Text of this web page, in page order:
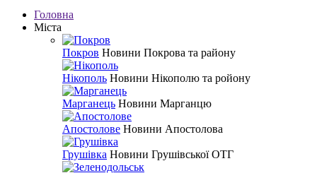
Головна
Міста
Покров Новини Покрова та району
Нікополь Новини Нікополю та ройону
Марганець Новини Марганцю
Апостолове Новини Апостолова
Грушівка Новини Грушівської ОТГ